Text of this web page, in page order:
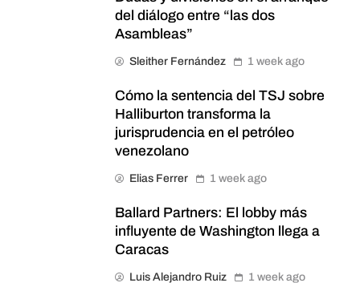
del diálogo entre “las dos
Asambleas”
Sleither Fernández 1 week ago
Cómo la sentencia del TSJ sobre
Halliburton transforma la
jurisprudencia en el petróleo
venezolano
Elias Ferrer 1 week ago
Ballard Partners: El lobby más
influyente de Washington llega a
Caracas
Luis Alejandro Ruiz 1 week ago